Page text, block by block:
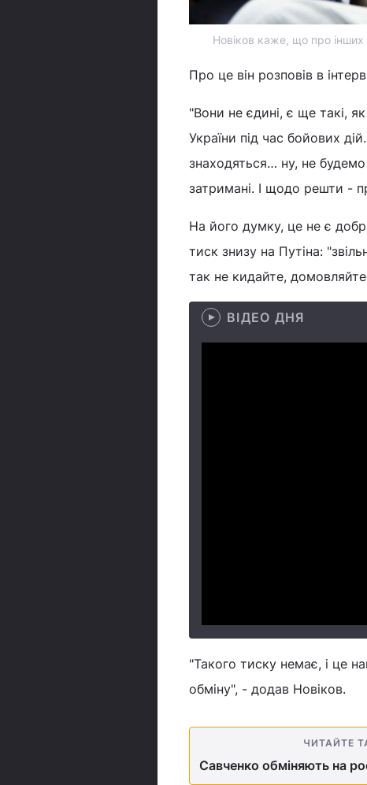
Новіков каже, що про
Про це він розповів в
"Вони не єдині, є ще такі,
України під час бойових
знаходяться… ну, не
затримані. І щодо решти -
На його думку, це не є
тиск знизу на Путіна:
так не кидайте,
ВІДЕО ДНЯ
"Такого тиску немає, і це
обміну", - додав Новіков.
ЧИТАЙТЕ
Савченко обміняють на